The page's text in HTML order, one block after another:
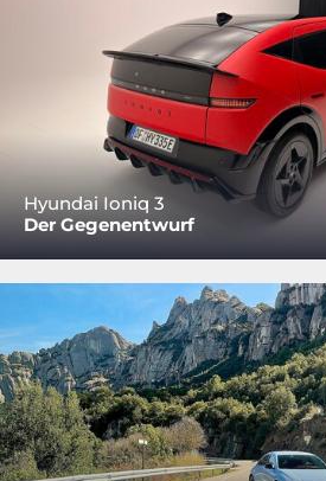
Hyundai Ioniq 3
Der Gegenentwurf